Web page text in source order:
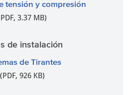
tensión y compresión
3.37 MB)
de instalación
de Tirantes
(PDF, 926 KB)